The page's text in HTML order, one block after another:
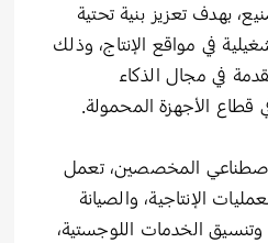
بهدف تعزيز بنية تحتية
في مواقع الإنتاج، وذلك
في مجال الذكاء
قطاع الأجهزة المحمولة.
المخصصين، تعمل
الإنتاجية، والصيانة
وتنسيق الخدمات اللوجستية،